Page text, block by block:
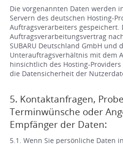
Die vorgenannten Daten werden
Servern des deutschen Hosting-
Auftragsverarbeiters
Auftragsverarbeitungsvertrag
SUBARU Deutschland GmbH und
Unterauftragsverhältnis mit dem
hinsichtlich des Hosting-
die Datensicherheit der
5. Kontaktanfragen,
Terminwünsche oder
Empfänger der Daten:
5.1. Wenn Sie persönliche Daten